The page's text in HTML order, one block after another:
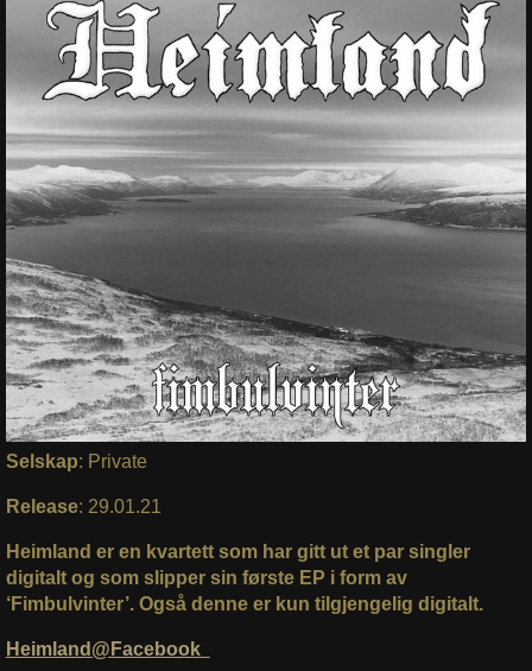
Selskap: Private
Release: 29.01.21
Heimland er en kvartett som har gitt ut et par singler
digitalt og som slipper sin første EP i form av
‘Fimbulvinter’. Også denne er kun tilgjengelig digitalt.
Heimland@Facebook